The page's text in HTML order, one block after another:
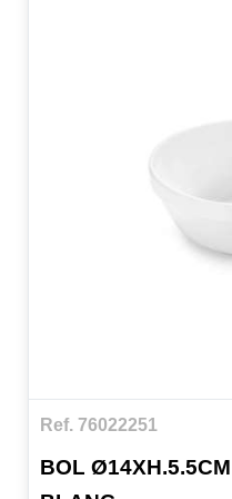
Flamme directenon
pétroliers etchimiques
Ref. 76022251
BOL